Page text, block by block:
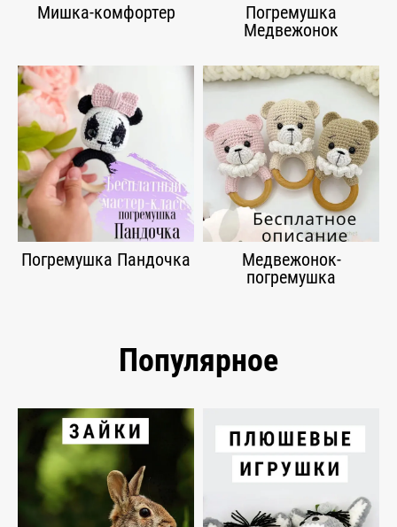
Мишка-комфортер
Погремушка
Медвежонок
Погремушка Пандочка
Медвежонок-
погремушка
Популярное